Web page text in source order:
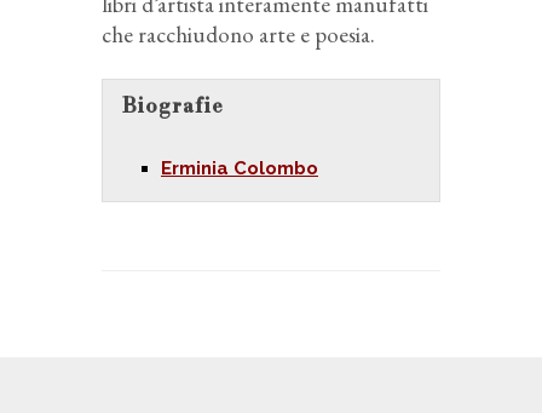
che racchiudono arte e poesia.
Biografie
Erminia Colombo